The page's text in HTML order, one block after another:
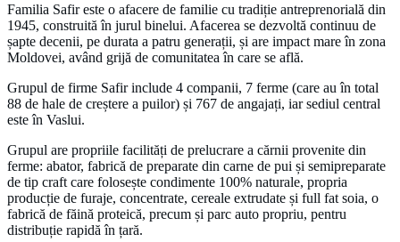
Familia Safir este o afacere de familie cu tradiție antreprenorială din
1945, construită în jurul binelui. Afacerea se dezvoltă continuu de
șapte decenii, pe durata a patru generații, și are impact mare în zona
Moldovei, având grijă de comunitatea în care se află.
Grupul de firme Safir include 4 companii, 7 ferme (care au în total
88 de hale de creștere a puilor) și 767 de angajați, iar sediul central
este în Vaslui.
Grupul are propriile facilități de prelucrare a cărnii provenite din
ferme: abator, fabrică de preparate din carne de pui și semipreparate
de tip craft care folosește condimente 100% naturale, propria
producție de furaje, concentrate, cereale extrudate și full fat soia, o
fabrică de făină proteică, precum și parc auto propriu, pentru
distribuție rapidă în țară.